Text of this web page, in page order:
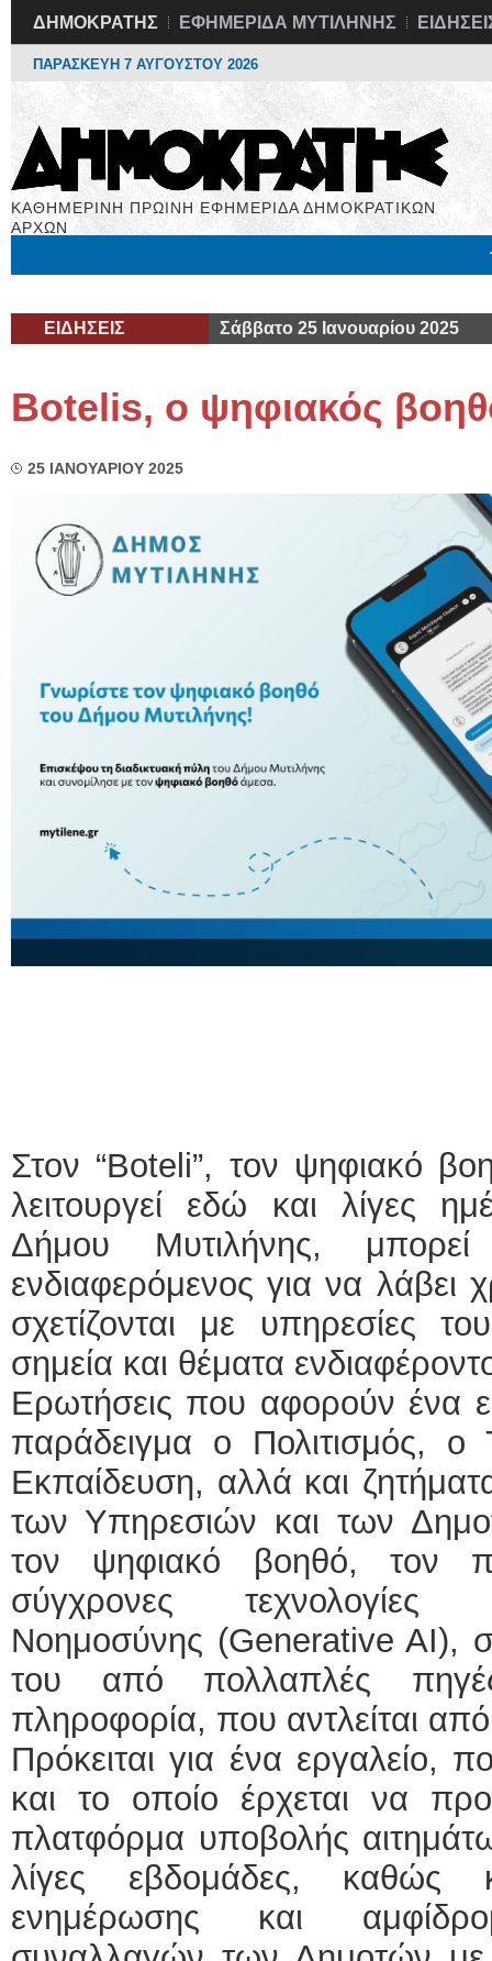
ΔΗΜΟΚΡΑΤΗΣ ΕΦΗΜΕΡΙΔΑ ΜΥΤΙΛΗΝΗΣ
ΠΑΡΑΣΚΕΥΗ 7 ΑΥΓΟΥΣΤΟΥ 2026
ΚΑΘΗΜΕΡΙΝΗ ΠΡΩΙΝΗ ΕΦΗΜΕΡΙΔΑ ΔΗΜΟΚΡΑΤΙΚΩΝ
ΑΡΧΩΝ
ΕΙΔΗΣΕΙΣ Σάββατο 25 Ιανουαρίου 2025
Botelis, o ψηφιακός
25 ΙΑΝΟΥΑΡΙΟΥ 2025
Στον “Boteli”, τον ψηφιακό
λειτουργεί εδώ και λίγες
Δήμου Μυτιλήνης,
ενδιαφερόμενος για να λάβει
σχετίζονται με υπηρεσίες
σημεία και θέματα
Ερωτήσεις που αφορούν ένα
παράδειγμα ο Πολιτισμός,
Εκπαίδευση, αλλά και
των Υπηρεσιών και των
τον ψηφιακό βοηθό, τον
σύγχρονες τεχνολογίες
Νοημοσύνης (Generative AI),
του από πολλαπλές
πληροφορία, που αντλείται
Πρόκειται για ένα εργαλείο,
και το οποίο έρχεται να
πλατφόρμα υποβολής
λίγες εβδομάδες, καθώς
ενημέρωσης και